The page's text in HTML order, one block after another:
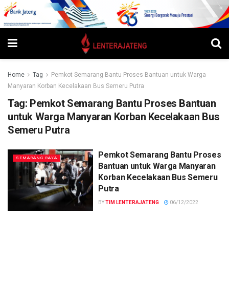
Home Tag
Pemkot Semarang Bantu Proses Bantuan untuk Warga
Manyaran Korban Kecelakaan Bus Semeru Putra
Tag: Pemkot Semarang Bantu Proses Bantuan
untuk Warga Manyaran Korban Kecelakaan Bus
Semeru Putra
SEMARANG RAYA
Pemkot Semarang Bantu Proses
Bantuan untuk Warga Manyaran
Korban Kecelakaan Bus Semeru
Putra
BYTIM LENTERAJATENG 06/12/2022